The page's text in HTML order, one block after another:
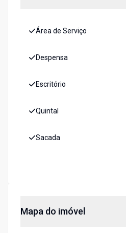
Área de Serviço
Despensa
Escritório
Quintal
Sacada
Mapa do imóvel